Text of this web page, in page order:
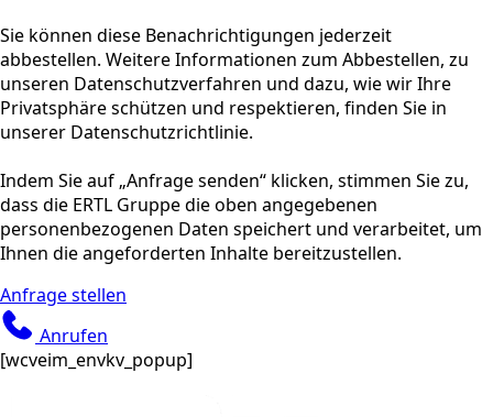
Sie können diese Benachrichtigungen jederzeit
abbestellen. Weitere Informationen zum Abbestellen, zu
unseren Datenschutzverfahren und dazu, wie wir Ihre
Privatsphäre schützen und respektieren, finden Sie in
unserer Datenschutzrichtlinie.
Indem Sie auf „Anfrage senden“ klicken, stimmen Sie zu,
dass die ERTL Gruppe die oben angegebenen
personenbezogenen Daten speichert und verarbeitet, um
Ihnen die angeforderten Inhalte bereitzustellen.
Anfrage stellen
Anrufen
[wcveim_envkv_popup]